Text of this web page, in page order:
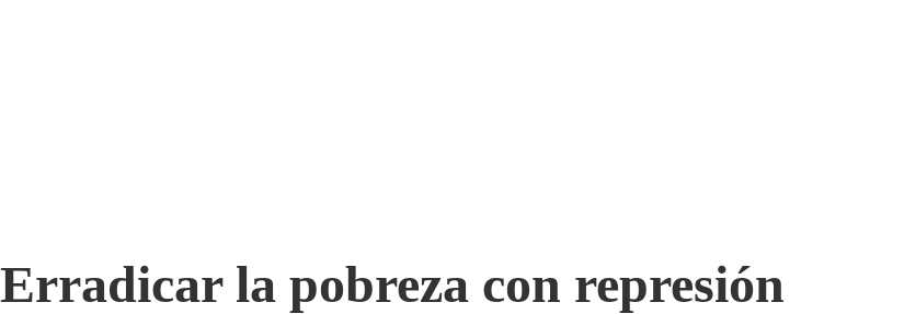
Erradicar la pobreza con represión